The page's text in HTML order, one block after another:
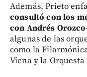
Además, Prieto
consultó con los
con Andrés
algunas de las
como la
Viena y la